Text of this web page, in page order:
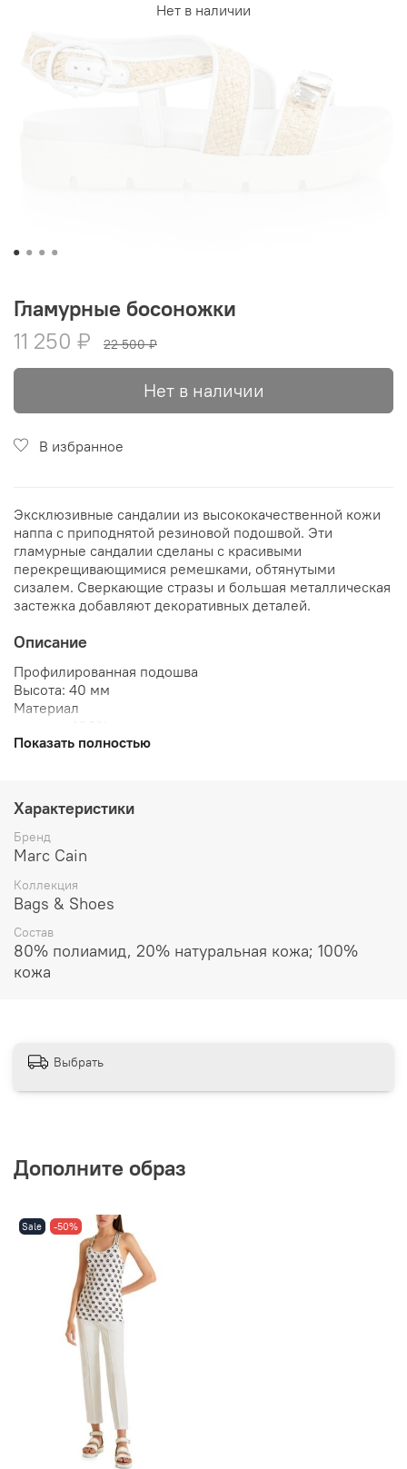
Нет в наличии
Гламурные босоножки
11 250 ₽
22 500 ₽
Нет в наличии
В избранное
Эксклюзивные сандалии из высококачественной кожи
наппа с приподнятой резиновой подошвой. Эти
гламурные сандалии сделаны с красивыми
перекрещивающимися ремешками, обтянутыми
сизалем. Сверкающие стразы и большая металлическая
застежка добавляют декоративных деталей.
Описание
Профилированная подошва
Высота: 40 мм
Материал
подошва: 100% резина
Рекомендации по уходу:
Показать полностью
Характеристики
Бренд
Marc Cain
Коллекция
Bags & Shoes
Состав
80% полиамид, 20% натуральная кожа; 100%
кожа
Выбрать
Дополните образ
Sale -50%